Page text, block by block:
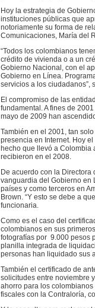
Hoy la estrategia de
instituciones públicas que
notoriamente su forma de
Comunicaciones, María del
“Todos los colombianos
crédito de vivienda o a un
Gobierno Nacional, con el
Gobierno en Línea.
servicios a los ciudadanos”,
El compromiso de las
fundamental. A fines de
mayo de 2009 han
También en el 2001, tan
presencia en Internet. Hoy
hecho que llevó a Colombia
recibieron en el 2008.
De acuerdo con la
vanguardia del Gobierno en
países y como terceros en
Brown. “Y esto se debe a
funcionaria.
Como es el caso del
colombianos en sus
fotografías por 9.000 pesos
planilla integrada de
personas han liquidado sus
También el certificado de
solicitudes entre noviembre
ahorro para los
fiscales con la Contraloría,